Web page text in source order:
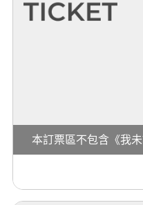
本訂票區不包含《我